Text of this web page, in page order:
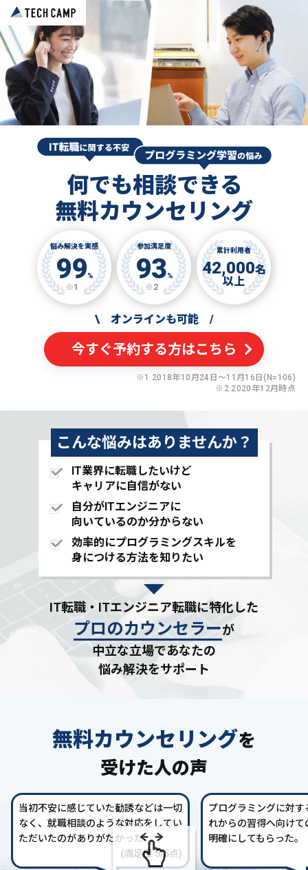
何でも相談できる
無料カウンセリング
悩み解決を実感
99%
※1
参加満足度
93%
※2
累計利用者
42,000名
以上
\ オンラインも可能 /
今すぐ予約する方はこちら
※1 2018年10月24日〜11月16日(N=106)
※2 2020年12月時点
こんな悩みはありませんか？
IT業界に転職したいけど
キャリアに自信がない
自分がITエンジニアに
向いているのか分からない
効率的にプログラミングスキルを
身につける方法を知りたい
IT転職・ITエンジニア転職に特化した
プロのカウンセラーが
中立な立場であなたの
悩み解決をサポート
無料カウンセリングを
受けた人の声
当初不安に感じていた勧誘などは一切
なく、就職相談のような対応をしてい
ただいたのがありがたかった。
(満足度 5/5点)
プログラミングに対
れからの習得へ向け
明確にしてもらった。